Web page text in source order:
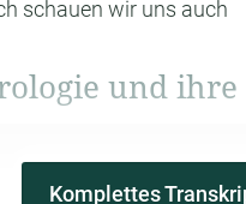
schauen wir uns auch
und
Seiten der Medaille
Komplettes